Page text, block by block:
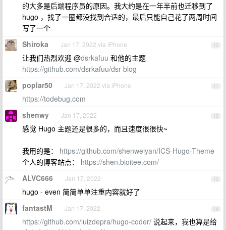
的大多是后端程序员的原因。我大约是在一年半前也迁移到了
hugo ，找了一圈都没找到合适的，最后只能自己花了两周时间
写了一个
10
Shiroka Jan 17, 2022 via iPhone
让我们热烈欢迎 @dsrkafuu 和他的主题
https://github.com/dsrkafuu/dsr-blog
11
poplar50 Jan 17, 2022 via iPhone
https://todebug.com
12
shenwy Jan 17, 2022
感觉 Hugo 主题还是很多的，而且速度很很快~
我用的是： https://github.com/shenweiyan/ICS-Hugo-Theme
个人的博客站点： https://shen.bioitee.com/
13
ALVC666 Jan 17, 2022
hugo - even 简简单单注重内容就好了
14
fantastM Jan 17, 2022
https://github.com/luizdepra/hugo-coder/ 说起来，我也算是给